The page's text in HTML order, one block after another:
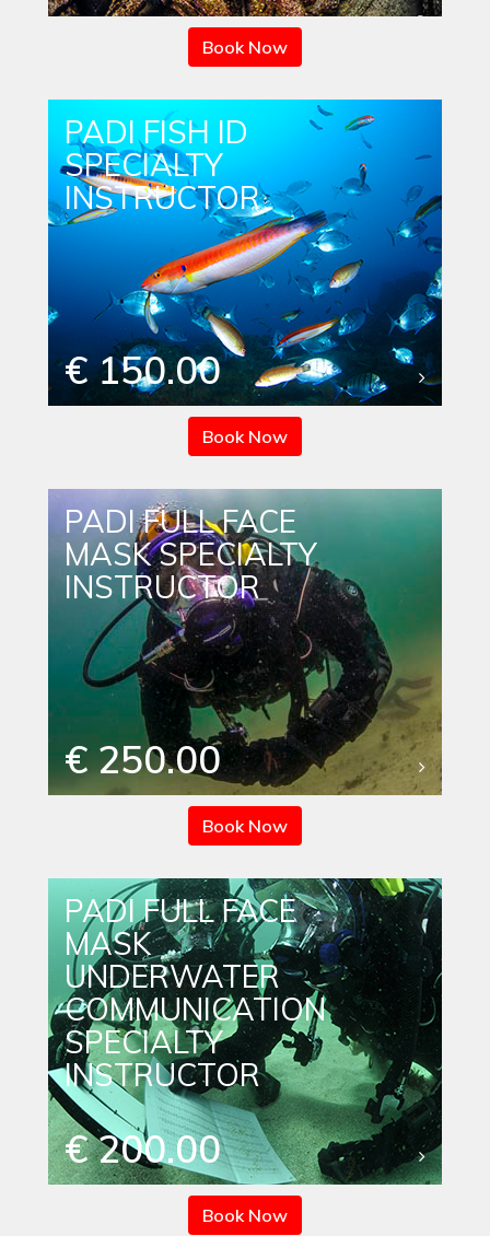
Book Now
PADI FISH ID
SPECIALTY
INSTRUCTOR
€ 150.00
Book Now
PADI FULL FACE
MASK SPECIALTY
INSTRUCTOR
€ 250.00
Book Now
PADI FULL FACE
MASK
UNDERWATER
COMMUNICATION
SPECIALTY
INSTRUCTOR
€ 200.00
Book Now